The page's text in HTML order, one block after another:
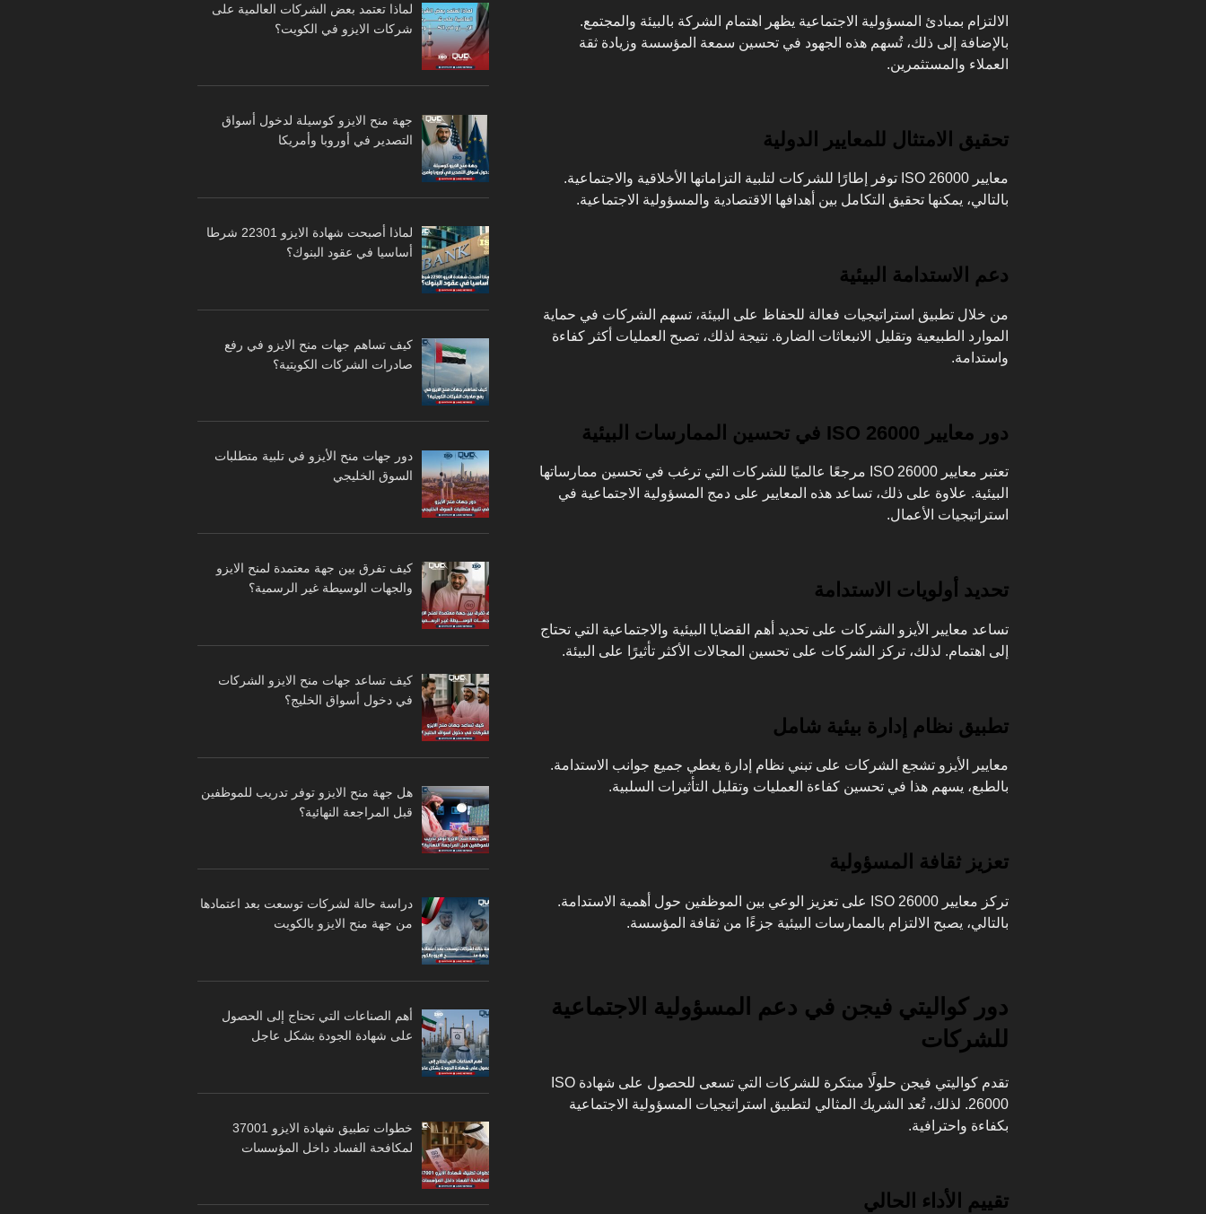
الالتزام بمبادئ المسؤولية الاجتماعية يظهر اهتمام الشركة بالبيئة والمجتمع.
بالإضافة إلى ذلك، تُسهم هذه الجهود في تحسين سمعة المؤسسة وزيادة ثقة
العملاء والمستثمرين.
تحقيق الامتثال للمعايير الدولية
معايير ISO 26000 توفر إطارًا للشركات لتلبية التزاماتها الأخلاقية والاجتماعية.
بالتالي، يمكنها تحقيق التكامل بين أهدافها الاقتصادية والمسؤولية الاجتماعية.
دعم الاستدامة البيئية
من خلال تطبيق استراتيجيات فعالة للحفاظ على البيئة، تسهم الشركات في حماية
الموارد الطبيعية وتقليل الانبعاثات الضارة. نتيجة لذلك، تصبح العمليات أكثر كفاءة
واستدامة.
دور معايير ISO 26000 في تحسين الممارسات البيئية
تعتبر معايير ISO 26000 مرجعًا عالميًا للشركات التي ترغب في تحسين ممارساتها
البيئية. علاوة على ذلك، تساعد هذه المعايير على دمج المسؤولية الاجتماعية في
استراتيجيات الأعمال.
تحديد أولويات الاستدامة
تساعد معايير الأيزو الشركات على تحديد أهم القضايا البيئية والاجتماعية التي تحتاج
إلى اهتمام. لذلك، تركز الشركات على تحسين المجالات الأكثر تأثيرًا على البيئة.
تطبيق نظام إدارة بيئية شامل
معايير الأيزو تشجع الشركات على تبني نظام إدارة يغطي جميع جوانب الاستدامة.
بالطبع، يسهم هذا في تحسين كفاءة العمليات وتقليل التأثيرات السلبية.
تعزيز ثقافة المسؤولية
تركز معايير ISO 26000 على تعزيز الوعي بين الموظفين حول أهمية الاستدامة.
بالتالي، يصبح الالتزام بالممارسات البيئية جزءًا من ثقافة المؤسسة.
دور كواليتي فيجن في دعم المسؤولية الاجتماعية
للشركات
تقدم كواليتي فيجن حلولًا مبتكرة للشركات التي تسعى للحصول على شهادة ISO
26000. لذلك، تُعد الشريك المثالي لتطبيق استراتيجيات المسؤولية الاجتماعية
بكفاءة واحترافية.
تقييم الأداء الحالي
لماذا تعتمد بعض الشركات العالمية على
شركات الايزو في الكويت؟
جهة منح الايزو كوسيلة لدخول أسواق
التصدير في أوروبا وأمريكا
لماذا أصبحت شهادة الايزو 22301 شرطا
أساسيا في عقود البنوك؟
كيف تساهم جهات منح الايزو في رفع
صادرات الشركات الكويتية؟
دور جهات منح الأيزو في تلبية متطلبات
السوق الخليجي
كيف تفرق بين جهة معتمدة لمنح الايزو
والجهات الوسيطة غير الرسمية؟
كيف تساعد جهات منح الايزو الشركات
في دخول أسواق الخليج؟
هل جهة منح الايزو توفر تدريب للموظفين
قبل المراجعة النهائية؟
دراسة حالة لشركات توسعت بعد اعتمادها
من جهة منح الايزو بالكويت
أهم الصناعات التي تحتاج إلى الحصول
على شهادة الجودة بشكل عاجل
خطوات تطبيق شهادة الايزو 37001
لمكافحة الفساد داخل المؤسسات